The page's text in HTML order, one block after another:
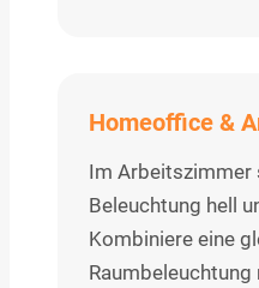
Homeoffice &
Im Arbeitszimmer
Beleuchtung hell
Kombiniere eine
Raumbeleuchtung